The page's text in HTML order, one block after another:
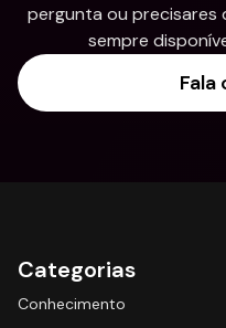
pergunta ou precisares
sempre
Categorias
Conhecimento